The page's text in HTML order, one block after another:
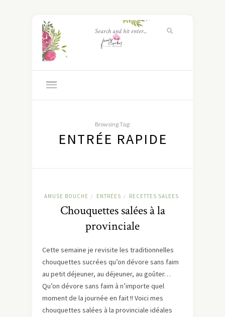
Browsing Tag:
ENTRÉE RAPIDE
AMUSE BOUCHE / ENTRÉES / RECETTES SALEES
Chouquettes salées à la
provinciale
Cette semaine je revisite les traditionnelles
chouquettes sucrées qu’on dévore sans faim
au petit déjeuner, au déjeuner, au goûter…
Qu’on dévore sans faim à n’importe quel
moment de la journée en fait !! Voici mes
chouquettes salées à la provinciale idéales